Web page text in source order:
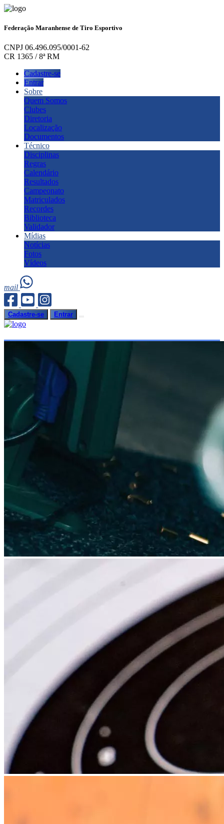
Federação Maranhense de Tiro Esportivo
CNPJ 06.496.095/0001-62
CR 1365 / 8ª RM
Cadastre-se
Entrar
Sobre
Quem Somos
Clubes
Diretoria
Localização
Documentos
Técnico
Disciplinas
Regras
Calendário
Resultados
Campeonato
Matriculados
Recordes
Biblioteca
Validador
Mídias
Notícias
Fotos
Vídeos
mail
Cadastre-se Entrar